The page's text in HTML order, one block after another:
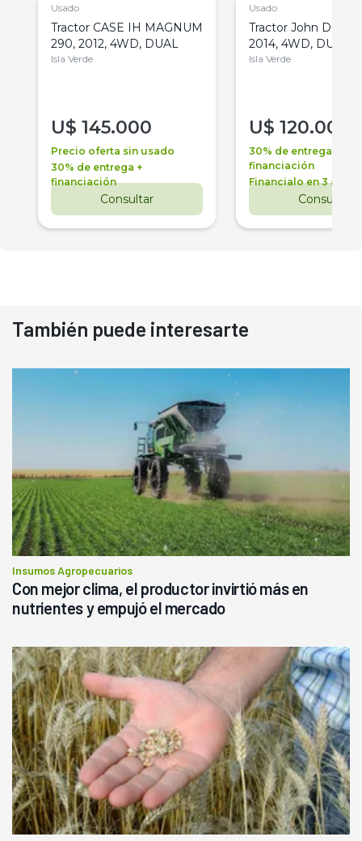
Usado
Tractor CASE IH MAGNUM
290, 2012, 4WD, DUAL
Isla Verde
U$ 145.000
Precio oferta sin usado
30% de entrega +
financiación
Consultar
Usado
Tractor John Deere
2014, 4WD, DUAL
Isla Verde
U$ 120.000
30% de entrega +
financiación
Financialo en 3 años
Consultar
También puede interesarte
Insumos Agropecuarios
Con mejor clima, el productor invirtió más en
nutrientes y empujó el mercado